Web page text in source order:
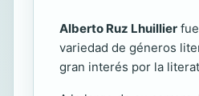
Alberto Ruz Lhuillier
variedad de géneros
gran interés por la